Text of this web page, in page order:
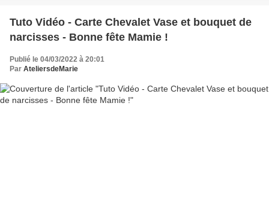
Tuto Vidéo - Carte Chevalet Vase et bouquet de
narcisses - Bonne fête Mamie !
Publié le 04/03/2022 à 20:01
Par AteliersdeMarie